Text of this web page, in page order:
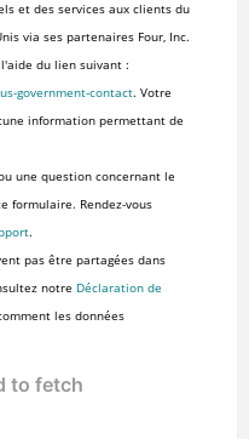
et des services aux clients du
via ses partenaires Four, Inc.
du lien suivant :
government-contact. Votre
information permettant de
une question concernant le
formulaire. Rendez-vous
.
pas être partagées dans
notre Déclaration de
les données